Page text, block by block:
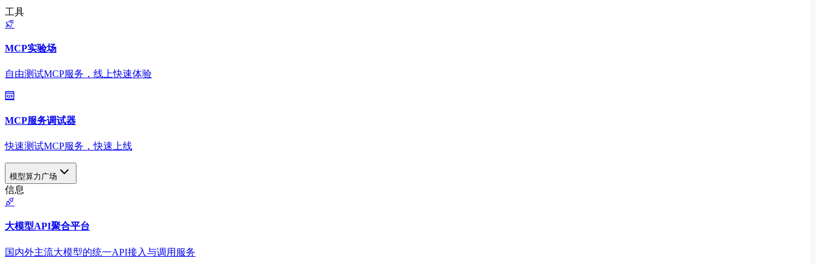
工具
MCP实验场
自由测试MCP服务，线上快速体验
MCP服务调试器
快速测试MCP服务，快速上线
模型算力广场
信息
大模型API聚合平台
国内外主流大模型的统一API接入与调用服务